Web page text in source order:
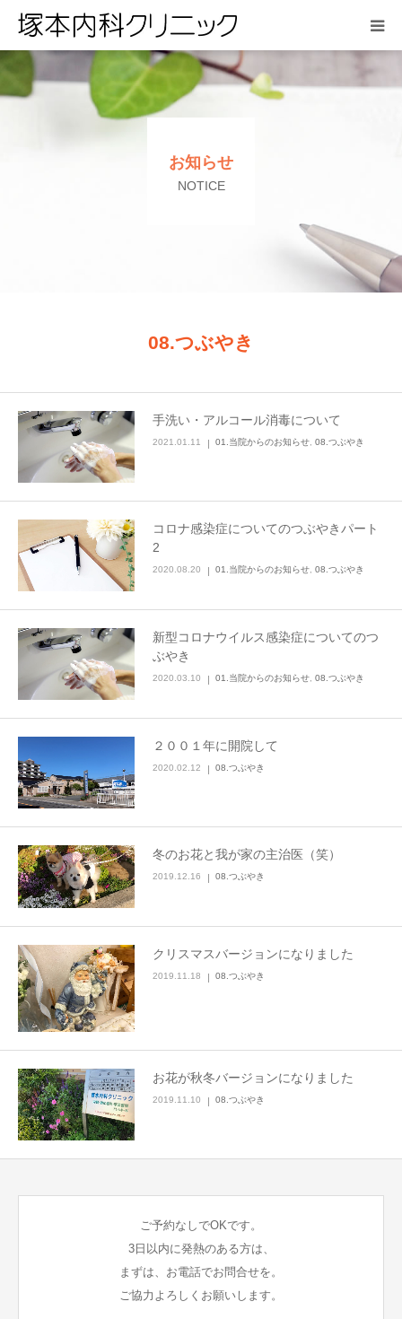
お知らせ
NOTICE
08.つぶやき
手洗い・アルコール消毒について
2021.01.11 01.当院からのお知らせ 08.つぶやき
コロナ感染症についてのつぶやきパート
2
2020.08.20 01.当院からのお知らせ 08.つぶやき
新型コロナウイルス感染症についてのつ
ぶやき
2020.03.10 01.当院からのお知らせ 08.つぶやき
２００１年に開院して
2020.02.12 08.つぶやき
冬のお花と我が家の主治医（笑）
2019.12.16 08.つぶやき
クリスマスバージョンになりました
2019.11.18 08.つぶやき
お花が秋冬バージョンになりました
2019.11.10 08.つぶやき
ご予約なしでOKです。
3日以内に発熱のある方は、
まずは、お電話でお問合せを。
ご協力よろしくお願いします。